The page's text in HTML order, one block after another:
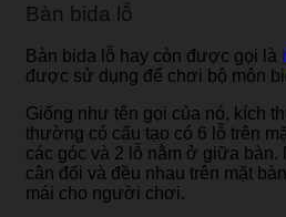
Bàn bida lỗ
Bàn bida lỗ hay còn được gọi là
được sử dụng để chơi bộ môn
Giống như tên gọi của nó, kích
thường có cấu tạo có 6 lỗ trên
các góc và 2 lỗ nằm ở giữa
cân đối và đều nhau trên mặt
mái cho người chơi.